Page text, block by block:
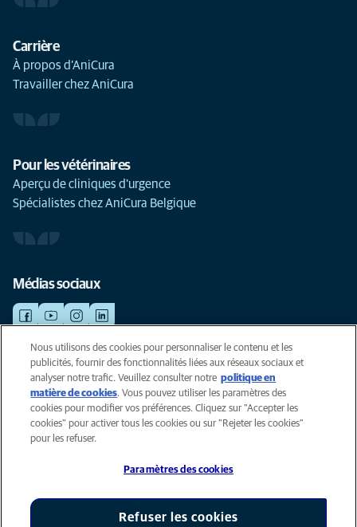
Carrière
À propos d’AniCura
Travailler chez AniCura
Pour les vétérinaires
Aperçu de cliniques d'urgence
Spécialistes chez AniCura Belgique
Médias sociaux
©AniCura 2024
Cookies
Privacyverklaring
AniCura est un affilié de Mars, Inc © 2026
Nous utilisons des cookies pour personnaliser le contenu et les
publicités, fournir des fonctionnalités liées aux réseaux sociaux et
analyser notre trafic. Veuillez consulter notre politique en
matière de cookies(opens in a new tab)
. Vous pouvez utiliser les paramètres des
cookies pour modifier vos préférences. Cliquez sur "Accepter les
cookies" pour activer tous les cookies ou sur "Rejeter les cookies"
pour les refuser.
Paramètres des cookies
Refuser les cookies